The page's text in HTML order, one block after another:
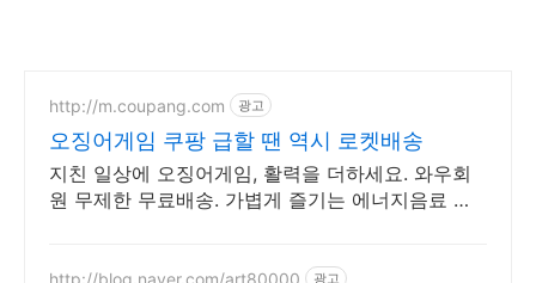
http://m.coupang.com 광고
오징어게임 쿠팡 급할 땐 역시 로켓배송
지친 일상에 오징어게임, 활력을 더하세요. 와우회
원 무제한 무료배송. 가볍게 즐기는 에너지음료 제
http://blog.naver.com/art80000 광고